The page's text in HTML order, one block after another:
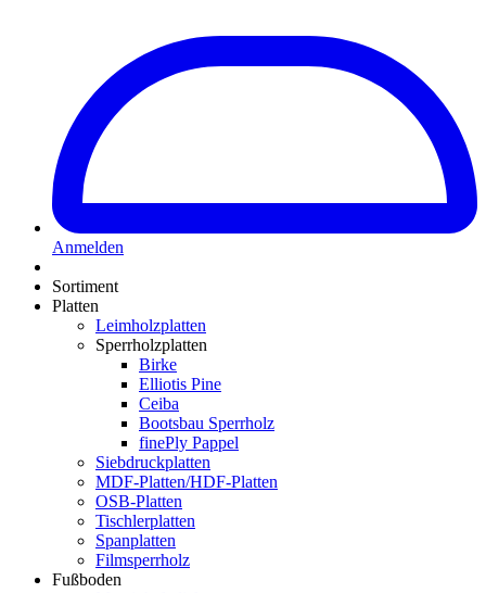
Anmelden
Sortiment
Platten
Leimholzplatten
Sperrholzplatten
Birke
Elliotis Pine
Ceiba
Bootsbau Sperrholz
finePly Pappel
Siebdruckplatten
MDF-Platten/HDF-Platten
OSB-Platten
Tischlerplatten
Spanplatten
Filmsperrholz
Fußboden